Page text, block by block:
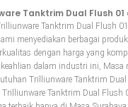
Tanktrim Dual Flush
Tanktrim Dual Flush
menyediakan berbagai
dengan harga yang
dalam industri ini, Masa
Trilliunware Tanktrim Dual
Trilliunware Tanktrim Dual Flush